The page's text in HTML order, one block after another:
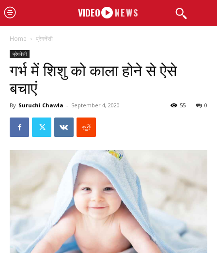
VIDEO NEWS
Home प्रेगनेंसी
प्रेगनेंसी
गर्भ में शिशु को काला होने से ऐसे
बचाएं
By Suruchi Chawla - September 4, 2020 0
55